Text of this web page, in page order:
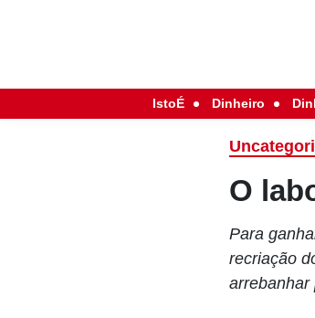
IstoÉ Dinheiro
O
Para
recriação
arrebanhar